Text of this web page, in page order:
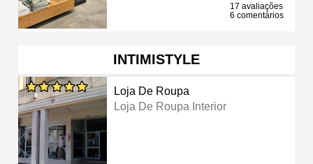
17 avaliações
6 comentários
INTIMISTYLE
Loja De Roupa
Loja De Roupa Interior